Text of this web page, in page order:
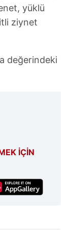
yüklü
ziynet
değerindeki
İÇİN